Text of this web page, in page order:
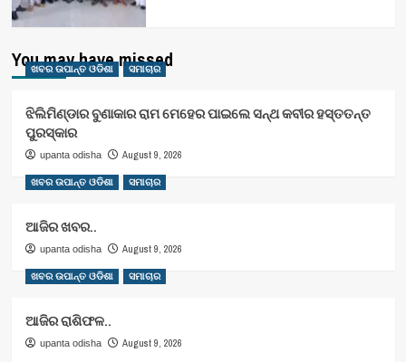
You may have missed
ଖବର ଉପାନ୍ତ ଓଡିଶା ସମାଚାର
ଝିଲିମିଣ୍ଡାର ବୁଣାକାର ରାମ ମେହେର ପାଇଲେ ସନ୍ଥ କବୀର ହସ୍ତତନ୍ତ
ପୁରସ୍କାର
upanta odisha August 9, 2026
ଖବର ଉପାନ୍ତ ଓଡିଶା ସମାଚାର
ଆଜିର ଖବର..
upanta odisha August 9, 2026
ଖବର ଉପାନ୍ତ ଓଡିଶା ସମାଚାର
ଆଜିର ରାଶିଫଳ..
upanta odisha August 9, 2026